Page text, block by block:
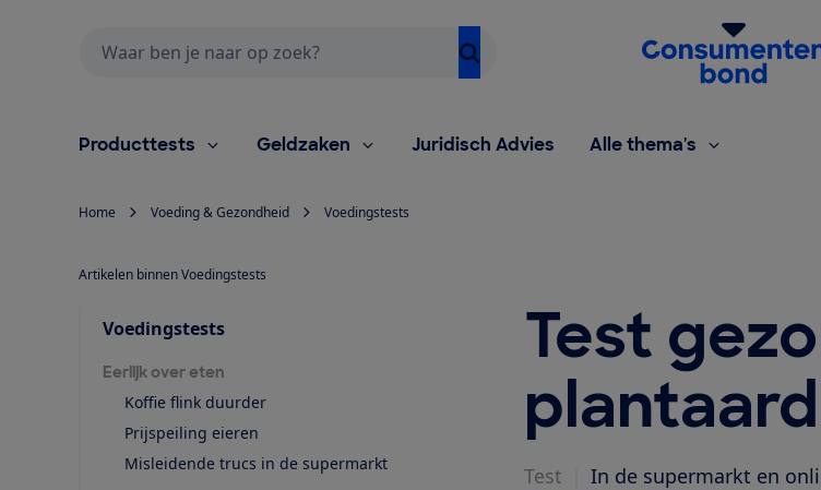
Homepage van de
Producttests Geldzaken Juridisch Advies Alle thema's
Home Voeding & Gezondheid Voedingstests
Test
Test
In de supermarkt en
Artikelen binnen Voedingstests
Voedingstests
Eerlijk over eten
Koffie flink duurder
Prijspeiling eieren
Misleidende trucs in de supermarkt